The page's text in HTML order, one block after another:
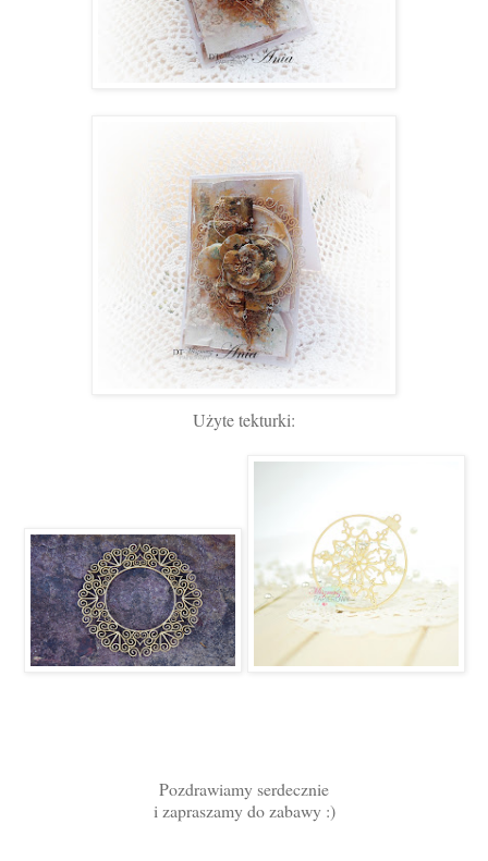
Użyte tekturki:
Pozdrawiamy serdecznie
i zapraszamy do zabawy :)